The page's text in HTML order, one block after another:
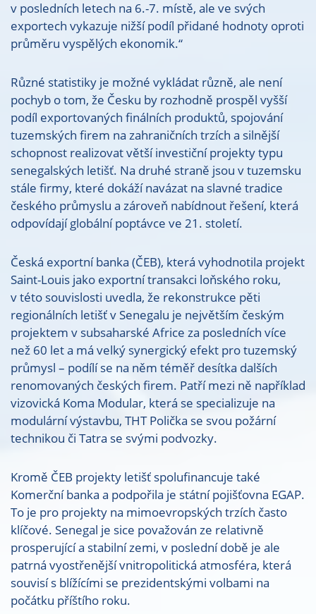
v posledních letech na 6.-7. místě, ale ve svých
exportech vykazuje nižší podíl přidané hodnoty oproti
průměru vyspělých ekonomik.“
Různé statistiky je možné vykládat různě, ale není
pochyb o tom, že Česku by rozhodně prospěl vyšší
podíl exportovaných finálních produktů, spojování
tuzemských firem na zahraničních trzích a silnější
schopnost realizovat větší investiční projekty typu
senegalských letišť. Na druhé straně jsou v tuzemsku
stále firmy, které dokáží navázat na slavné tradice
českého průmyslu a zároveň nabídnout řešení, která
odpovídají globální poptávce ve 21. století.
Česká exportní banka (ČEB), která vyhodnotila projekt
Saint-Louis jako exportní transakci loňského roku,
v této souvislosti uvedla, že rekonstrukce pěti
regionálních letišť v Senegalu je největším českým
projektem v subsaharské Africe za posledních více
než 60 let a má velký synergický efekt pro tuzemský
průmysl – podílí se na něm téměř desítka dalších
renomovaných českých firem. Patří mezi ně například
vizovická Koma Modular, která se specializuje na
modulární výstavbu, THT Polička se svou požární
technikou či Tatra se svými podvozky.
Kromě ČEB projekty letišť spolufinancuje také
Komerční banka a podpořila je státní pojišťovna EGAP.
To je pro projekty na mimoevropských trzích často
klíčové. Senegal je sice považován ze relativně
prosperující a stabilní zemi, v poslední době je ale
patrná vyostřenější vnitropolitická atmosféra, která
souvisí s blížícími se prezidentskými volbami na
počátku příštího roku.